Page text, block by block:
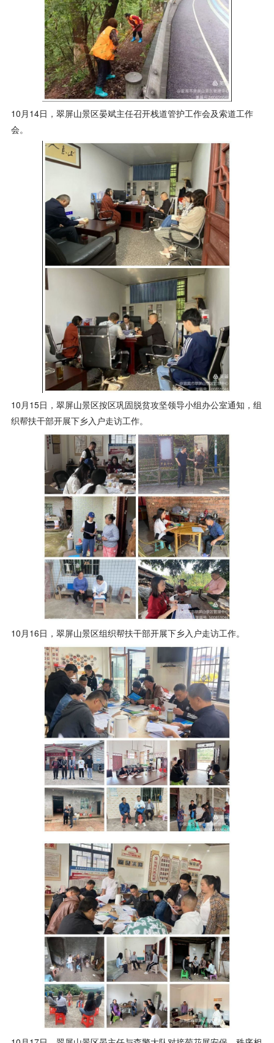
10月14日，翠屏山景区晏斌主任召开栈道管护工作会及索道工作
会。
10月15日，翠屏山景区按区巩固脱贫攻坚领导小组办公室通知，组
织帮扶干部开展下乡入户走访工作。
10月16日，翠屏山景区组织帮扶干部开展下乡入户走访工作。